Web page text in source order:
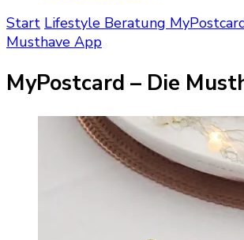
Start Lifestyle Beratung
Musthave App
MyPostcard – Die